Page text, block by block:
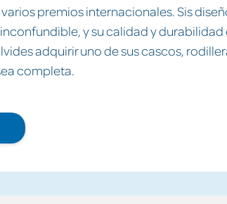
premios internacionales. Sis
y su calidad y durabilidad
adquirir uno de sus cascos,
completa.